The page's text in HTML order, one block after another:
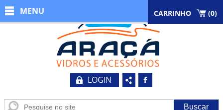
LOGIN b
CARRINHO (0)
MENU